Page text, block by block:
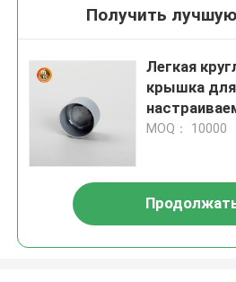
Получить
Легкая
крышка
MOQ： 10000